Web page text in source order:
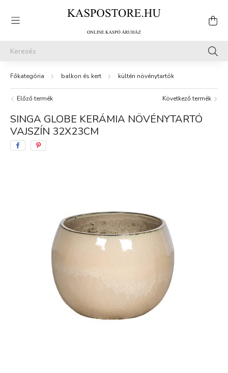
balkon és kert kültéri növénytartók
Előző termék Következő termék
SINGA GLOBE KERÁMIA NÖVÉNYTARTÓ
VAJSZÍN 32X23CM